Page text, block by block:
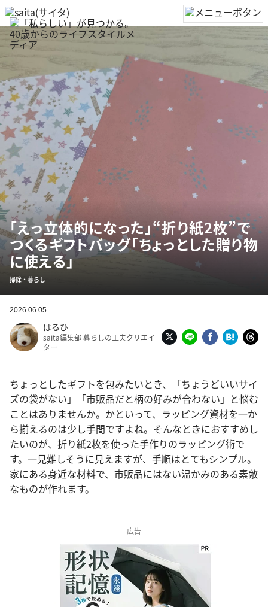
「えっ立体的になった」“折り紙2枚”で
つくるギフトバッグ「ちょっとした贈り物
に使える」
掃除・暮らし
2026.06.05
はるひ
saita編集部 暮らしの工夫クリエイ
ター
ちょっとしたギフトを包みたいとき、「ちょうどいいサイ
ズの袋がない」「市販品だと柄の好みが合わない」と悩む
ことはありませんか。かといって、ラッピング資材を一か
ら揃えるのは少し手間ですよね。そんなときにおすすめし
たいのが、折り紙2枚を使った手作りのラッピング術で
す。一見難しそうに見えますが、手順はとてもシンプル。
家にある身近な材料で、市販品にはない温かみのある素敵
なものが作れます。
広告